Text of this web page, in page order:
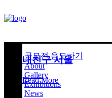
공모전 응모하기
About
Gallery
Exhibitions
News
내친구 서울
Read More